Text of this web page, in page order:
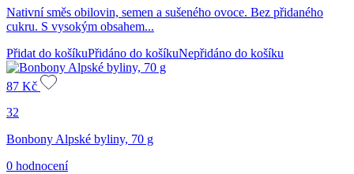
Nativní směs obilovin, semen a sušeného ovoce. Bez přidaného
cukru. S vysokým obsahem...
Přidat do košíkuPřidáno do košíkuNepřidáno do košíku
87 Kč
32
Bonbony Alpské byliny, 70 g
0 hodnocení